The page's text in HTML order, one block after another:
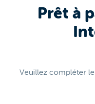
Prêt à
Veuillez compléter